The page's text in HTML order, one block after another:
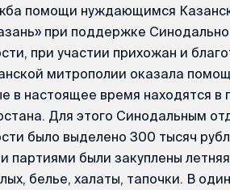
помощи нуждающимся
при поддержке
при участии прихожан и
митрополии оказала
в настоящее время находятся в
Для этого Синодальным
было выделено 300 тысяч
партиями были закуплены
белье, халаты, тапочки. В